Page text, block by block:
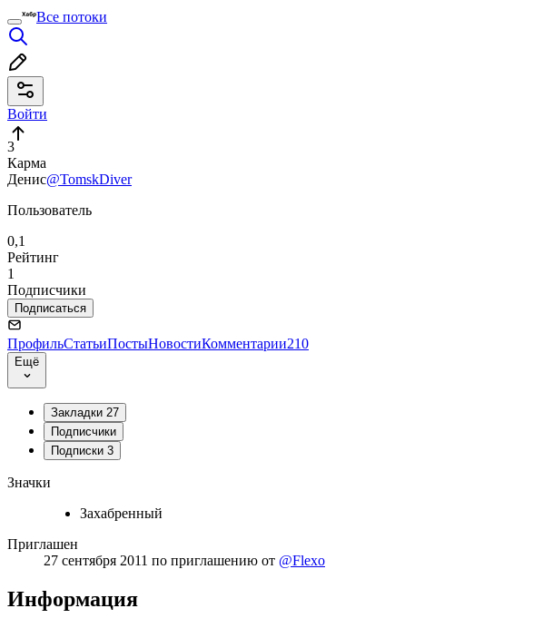
Все потоки
Войти
3
Карма
Денис@TomskDiver
Пользователь
0,1
Рейтинг
1
Подписчики
Подписаться
ПрофильСтатьиПостыНовостиКомментарии210
Ещё
Закладки 27
Подписчики
Подписки 3
Значки
Захабренный
Приглашен
27 сентября 2011 по приглашению от @Flexo
Информация